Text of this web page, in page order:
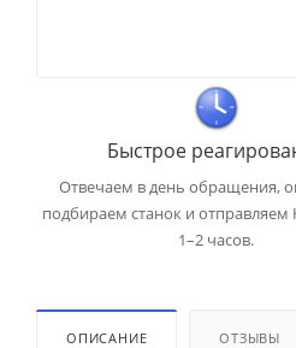
Быстрое
Отвечаем в день обращения,
подбираем станок и отправляем
1–2 часов.
ОПИСАНИЕ ОТЗЫВЫ